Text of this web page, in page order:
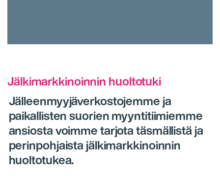
Jälkimarkkinoinnin huoltotuki
Jälleenmyyjäverkostojemme ja
paikallisten suorien myyntitiimiemme
ansiosta voimme tarjota täsmällistä ja
perinpohjaista jälkimarkkinoinnin
huoltotukea.